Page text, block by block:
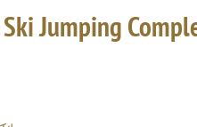
Jumping